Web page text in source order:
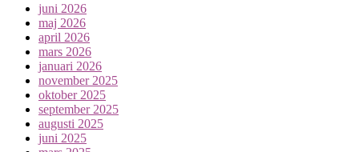
juni 2026
maj 2026
april 2026
mars 2026
januari 2026
november 2025
oktober 2025
september 2025
augusti 2025
juni 2025